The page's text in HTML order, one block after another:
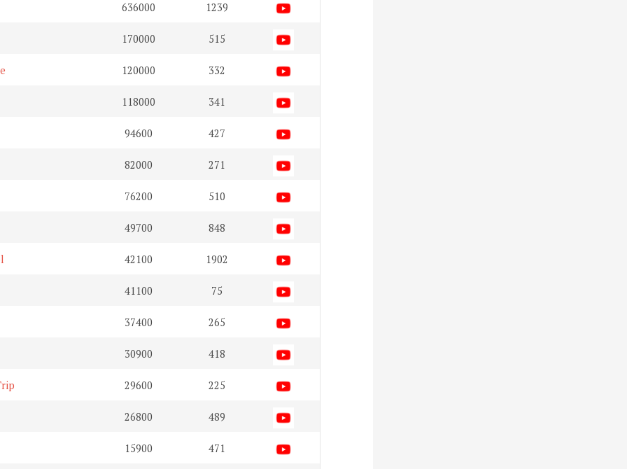
636000 1239
170000 515
120000 332
118000 341
94600 427
82000 271
76200 510
49700 848
42100 1902
41100 75
37400 265
30900 418
29600 225
26800 489
15900 471